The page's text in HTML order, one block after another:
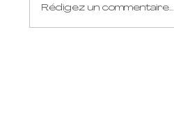
Rédigez un commentaire...